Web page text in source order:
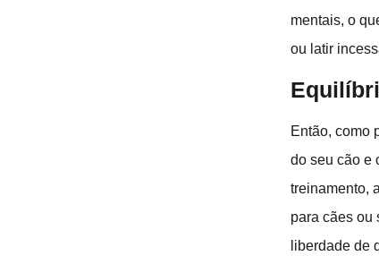
mentais, o
ou latir
Então, como
do seu cão e
treinamento,
para cães ou
liberdade de